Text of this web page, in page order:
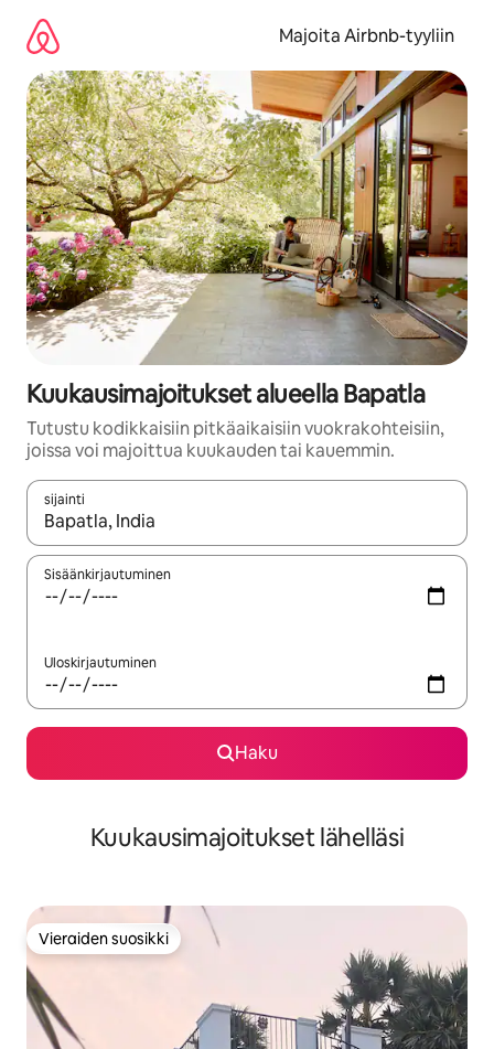
sisältö
väliin
Majoita Airbnb-tyyliin
Kuukausimajoitukset alueella Bapatla
Tutustu kodikkaisiin pitkäaikaisiin vuokrakohteisiin,
joissa voi majoittua kuukauden tai kauemmin.
sijainti
Kun tulokset ovat saatavilla, navigoi ylös- ja alas-
Sisäänkirjautuminen
Uloskirjautuminen
Haku
Kuukausimajoitukset lähelläsi
Vieraiden suosikki
Vieraiden suosikki